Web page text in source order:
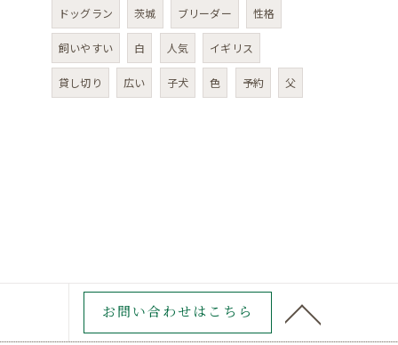
ドッグラン 茨城 ブリーダー 性格
飼いやすい 白 人気 イギリス
貸し切り 広い 子犬 色 予約 父
お問い合わせはこちら